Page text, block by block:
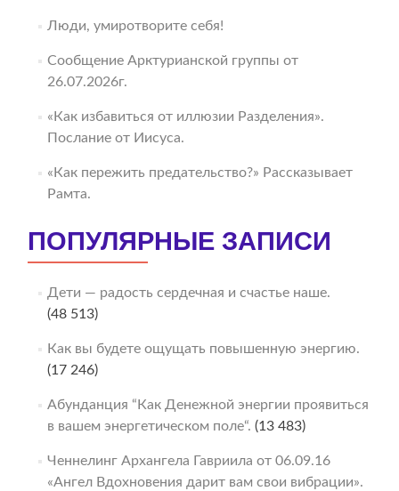
Люди, умиротворите себя!
Сообщение Арктурианской группы от
26.07.2026г.
«Как избавиться от иллюзии Разделения».
Послание от Иисуса.
«Как пережить предательство?» Рассказывает
Рамта.
ПОПУЛЯРНЫЕ ЗАПИСИ
Дети — радость сердечная и счастье наше.
(48 513)
Как вы будете ощущать повышенную энергию.
(17 246)
Абунданция “Как Денежной энергии проявиться
в вашем энергетическом поле“. (13 483)
Ченнелинг Архангела Гавриила от 06.09.16
«Ангел Вдохновения дарит вам свои вибрации».